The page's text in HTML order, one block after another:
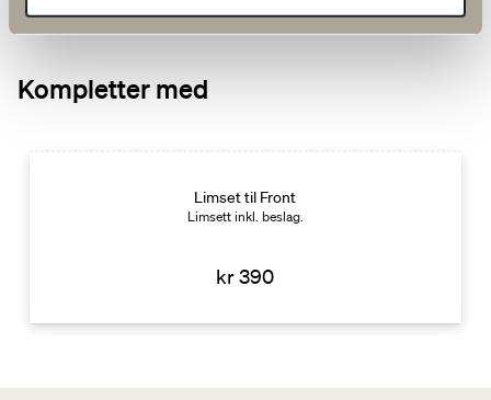
Kompletter med
Limset til Front
Limsett inkl. beslag.
kr 390